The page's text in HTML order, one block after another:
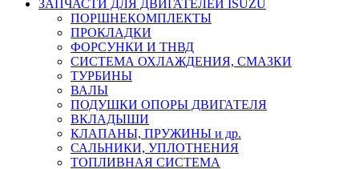
ЗАПЧАСТИ ДЛЯ ДВИГАТЕЛЕЙ ISUZU
ПОРШНЕКОМПЛЕКТЫ
ПРОКЛАДКИ
ФОРСУНКИ И ТНВД
СИСТЕМА ОХЛАЖДЕНИЯ, СМАЗКИ
ТУРБИНЫ
ВАЛЫ
ПОДУШКИ ОПОРЫ ДВИГАТЕЛЯ
ВКЛАДЫШИ
КЛАПАНЫ, ПРУЖИНЫ и др.
САЛЬНИКИ, УПЛОТНЕНИЯ
ТОПЛИВНАЯ СИСТЕМА